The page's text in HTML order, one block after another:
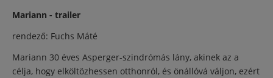
Mariann - trailer
rendező: Fuchs Máté
Mariann 30 éves Asperger-szindrómás lány, akinek az a
célja, hogy elköltözhessen otthonról, és önállóvá váljon, ezért